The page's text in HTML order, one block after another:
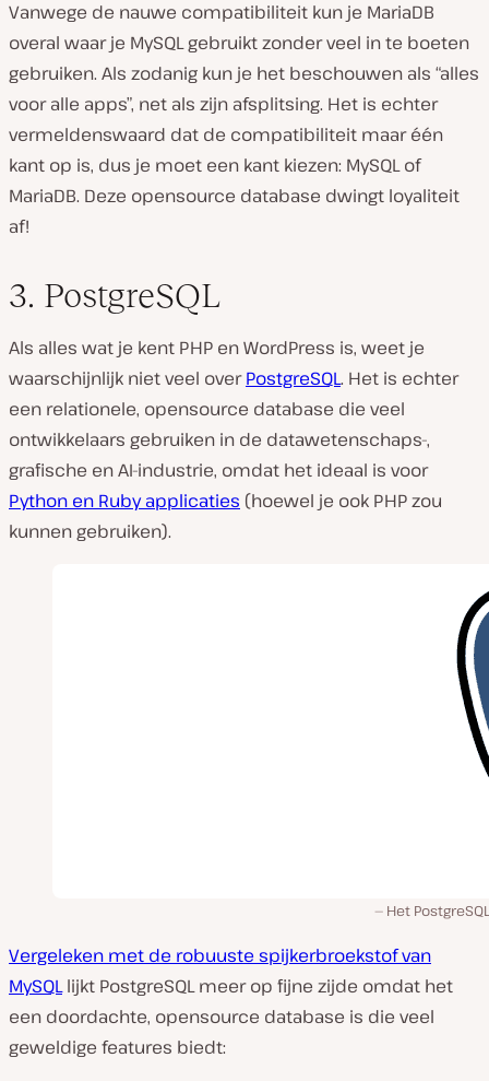
Vanwege de nauwe compatibiliteit kun je MariaDB
overal waar je MySQL gebruikt zonder veel in te boeten
gebruiken. Als zodanig kun je het beschouwen als “alles
voor alle apps”, net als zijn afsplitsing. Het is echter
vermeldenswaard dat de compatibiliteit maar één
kant op is, dus je moet een kant kiezen: MySQL of
MariaDB. Deze opensource database dwingt loyaliteit
af!
3. PostgreSQL
Als alles wat je kent PHP en WordPress is, weet je
waarschijnlijk niet veel overPostgreSQL. Het is echter
een relationele, opensource database die veel
ontwikkelaars gebruiken in de datawetenschaps-,
grafische en AI-industrie, omdat het ideaal is voor
Python en Ruby applicaties (hoewel je ook PHP zou
kunnen gebruiken).
Het
Vergeleken met de robuuste spijkerbroekstof van
MySQLlijkt PostgreSQL meer op fijne zijde omdat het
een doordachte, opensource database is die veel
geweldige features biedt: